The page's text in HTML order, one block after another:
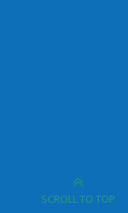
SCROLL TO TOP